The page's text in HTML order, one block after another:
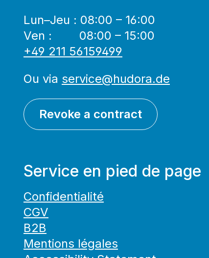
Lun–Jeu : 08:00 – 16:00
Ven : 08:00 – 15:00
+49 211 56159499
Ou via service@hudora.de
Revoke a contract
Service en pied de page
Confidentialité
CGV
B2B
Mentions légales